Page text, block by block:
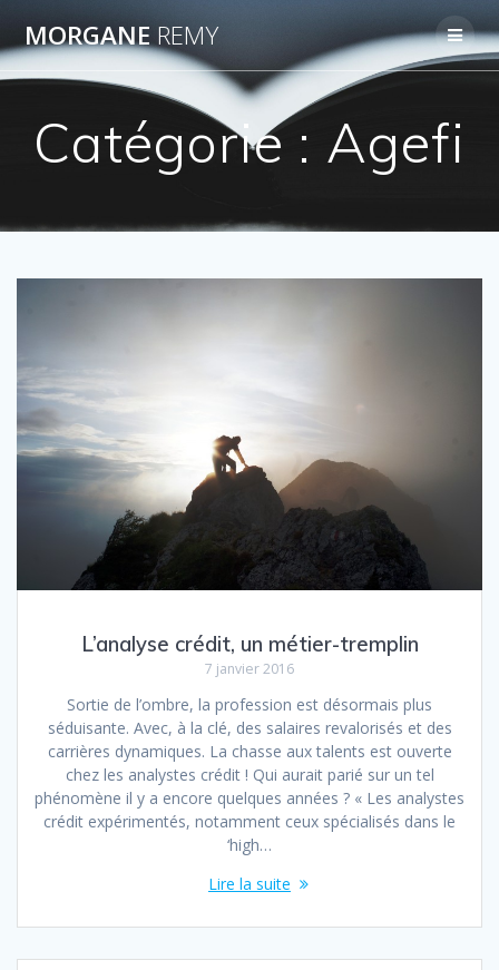
contenu
MORGANE REMY
Catégorie : Agefi
L’analyse crédit, un métier-tremplin
7 janvier 2016
Sortie de l’ombre, la profession est désormais plus
séduisante. Avec, à la clé, des salaires revalorisés et des
carrières dynamiques. La chasse aux talents est ouverte
chez les analystes crédit ! Qui aurait parié sur un tel
phénomène il y a encore quelques années ? « Les analystes
crédit expérimentés, notamment ceux spécialisés dans le
‘high…
Lire la suite